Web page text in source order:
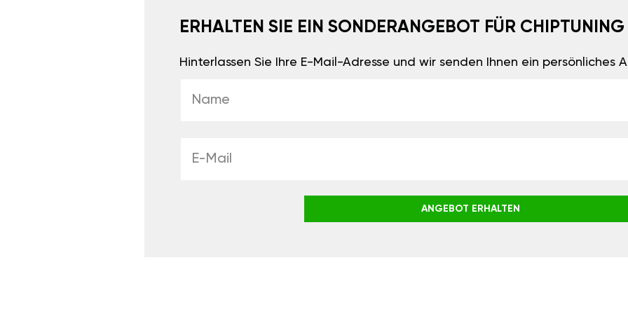
ERHALTEN SIE EIN SONDERANGEBOT FÜR CHIPTUNING
Hinterlassen Sie Ihre E-Mail-Adresse und wir senden Ihnen ein persönliches
ANGEBOT ERHALTEN